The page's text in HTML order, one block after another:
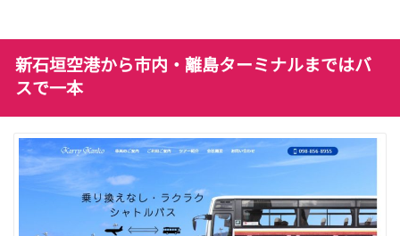
新石垣空港から市内・離島ターミナルまではバ
スで一本